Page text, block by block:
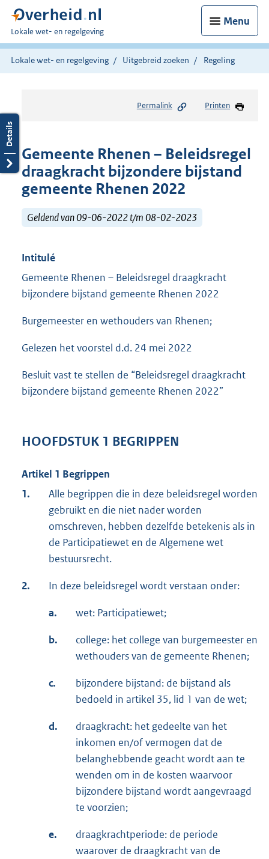
Menu
U
bent
hier:
Lokale wet- en regelgeving
Lokale wet- en regelgeving Uitgebreid zoeken Regeling
Permalink Printen
Gemeente Rhenen – Beleidsregel
draagkracht bijzondere bijstand
gemeente Rhenen 2022
Geldend van 09-06-2022 t/m 08-02-2023
Intitulé
Gemeente Rhenen – Beleidsregel draagkracht
bijzondere bijstand gemeente Rhenen 2022
Burgemeester en wethouders van Rhenen;
Gelezen het voorstel d.d. 24 mei 2022
Besluit vast te stellen de “Beleidsregel draagkracht
bijzondere bijstand gemeente Rhenen 2022”
HOOFDSTUK 1 BEGRIPPEN
Artikel 1 Begrippen
1.
Alle begrippen die in deze beleidsregel worden
gebruikt en die niet nader worden
omschreven, hebben dezelfde betekenis als in
de Participatiewet en de Algemene wet
bestuursrecht.
2. In deze beleidsregel wordt verstaan onder:
a. wet: Participatiewet;
b.
college: het college van burgemeester en
wethouders van de gemeente Rhenen;
c.
bijzondere bijstand: de bijstand als
bedoeld in artikel 35, lid 1 van de wet;
d.
draagkracht: het gedeelte van het
inkomen en/of vermogen dat de
belanghebbende geacht wordt aan te
wenden om in de kosten waarvoor
bijzondere bijstand wordt aangevraagd
te voorzien;
e.
draagkrachtperiode: de periode
waarover de draagkracht van de